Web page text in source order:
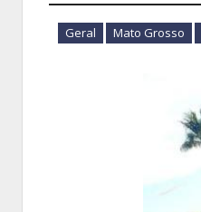
Geral Mato Grosso